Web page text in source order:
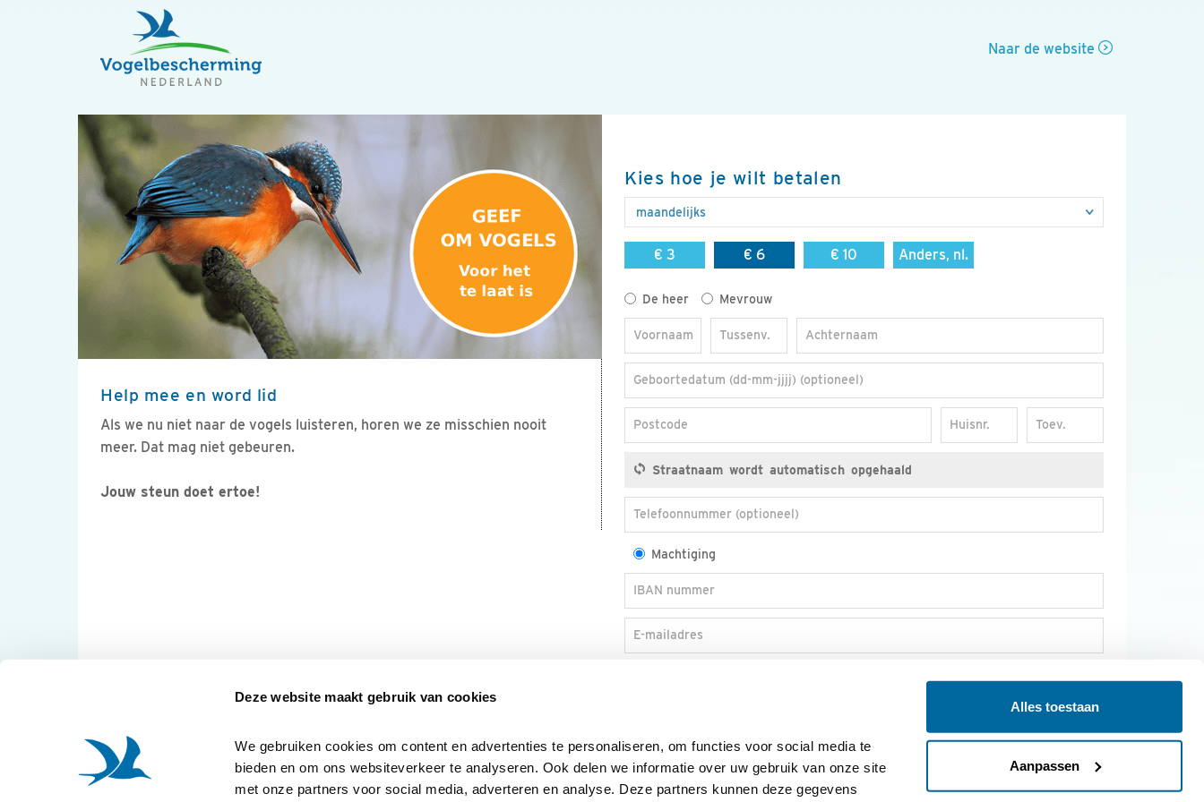
Deze website maakt gebruik van cookies
We gebruiken cookies om content en advertenties te personaliseren, om functies voor social media te
bieden en om ons websiteverkeer te analyseren. Ook delen we informatie over uw gebruik van onze site
met onze partners voor social media, adverteren en analyse. Deze partners kunnen deze gegevens
Alles toestaan
Aanpassen
Naar de website
Help mee en word lid
Als we nu niet naar de vogels luisteren, horen we ze misschien nooit
meer. Dat mag niet gebeuren.
Jouw steun doet ertoe!
Kies hoe je wilt betalen
€ 3 € 6 € 10 Anders, nl.
TitelDe heer Mevrouw
Voornaam Tussenv. Achternaam
Geboortedatum (dd-mm-jjjj) (optioneel)
Postcode Huisnr. Toev.
Telefoonnummer (optioneel)
Machtiging
IBAN nummer
E-mailadres
JA, IK WORD LID